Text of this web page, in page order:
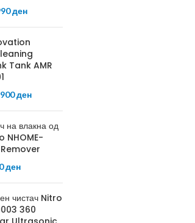
ден
Tank AMR
ден
на влакна од
NHOME-
ден
чистач Nitro
360